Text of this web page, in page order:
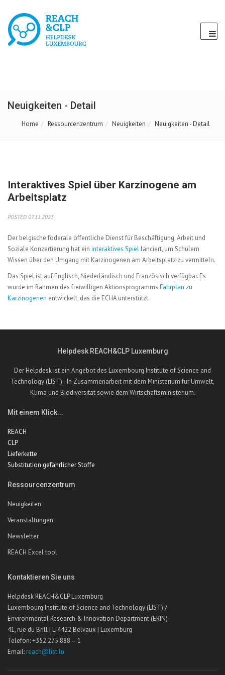
Neuigkeiten - Detail
Home Ressourcenzentrum Neuigkeiten Neuigkeiten - Detail
Interaktives Spiel über Karzinogene am
Arbeitsplatz
POSTED 07.11.2023
Der belgische föderale öffentliche Dienst für Beschäftigung, Arbeit und
Soziale Konzertierung hat ein interaktives Spiel lanciert, um Schülern
Wissen über den Umgang mit Karzinogenen am Arbeitsplatz zu vermitteln.
Das Spiel ist auf Englisch, Niederländisch und Französisch verfügbar. Es
wurde im Rahmen des freiwilligen Aktionsprogramms Fahrplan zu
Karzinogenen entwickelt, das die ECHA unterstützt.
Helpdesk REACH&CLP Luxemburg
Der Helpdesk ist ein Angebot des Luxembourg Institute of Science and
Technology (LIST) - In Zusammenarbeit mit dem Ministerium für Umwelt,
Klima und Biodiversität sowie dem Wirtschaftsministerium.
Mit einem Klick...
REACH
CLP
Lieferkette
Substitution gefährlicher Stoffe
Ressourcenzentrum
Neuigkeiten
Veranstaltungen
Newsletter
REACH Excel tool
Kontaktieren Sie uns
Helpdesk REACH&CLP Luxemburg
Luxembourg Institute of Science and Technology (LIST) /
Environmental Research & Innovation Department (ERIN)
41, rue du Brill | L-4422 Belvaux | Luxemburg
Telefon: +352 275 888 – 1
Email: reach@list.lu